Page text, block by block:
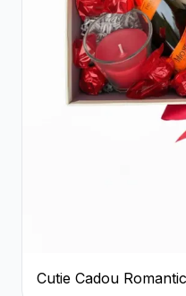
Cutie Cadou